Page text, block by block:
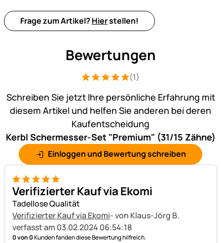
Frage zum Artikel? Hierstellen!
Bewertungen
Bewertung: 5 von 5 (1 Bewertungen)
1 Bewertung(1)
Schreiben Sie jetzt Ihre persönliche Erfahrung mit
diesem Artikel und helfen Sie anderen bei deren
Kaufentscheidung
Kerbl Schermesser-Set "Premium" (31/15 Zähne)
Einloggen und Bewertung schreiben
5 von 5
Verifizierter Kauf via Ekomi
Tadellose Qualität
Verifizierter Kauf via Ekomi- von Klaus-Jörg B.
verfasst am 03.02.2024 06:54:18
0 von 0Kunden fanden diese Bewertung hilfreich.